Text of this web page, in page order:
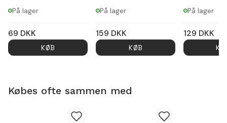
På lager
69 DKK
KØB
På lager
159 DKK
KØB
På lager
129 DKK
Købes ofte sammen med